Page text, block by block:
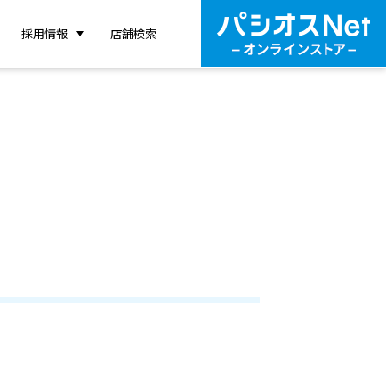
採用情報 店舗検索